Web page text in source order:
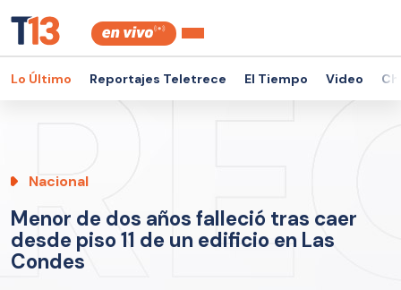
Lo Último Reportajes Teletrece El Tiempo Video
Nacional
Menor de dos años falleció tras caer
desde piso 11 de un edificio en Las
Condes